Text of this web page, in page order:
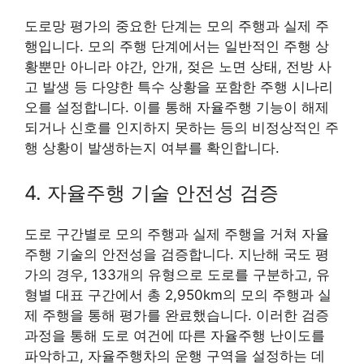
도로망 평가의 중요한 단계는 모의 주행과 실제 주
행입니다. 모의 주행 단계에서는 일반적인 주행 상
황뿐만 아니라 야간, 안개, 젖은 노면 상태, 전방 사
고 발생 등 다양한 특수 상황을 포함한 주행 시나리
오를 설정합니다. 이를 통해 자율주행 기능이 해제
되거나 신호를 인지하지 못하는 등의 비정상적인 주
행 상황이 발생하는지 여부를 확인합니다.
4. 자율주행 기술 안전성 검증
도로 구간별로 모의 주행과 실제 주행을 거쳐 자율
주행 기술의 안전성을 검증합니다. 지난해 국도 평
가의 경우, 133개의 유형으로 도로를 구분하고, 유
형별 대표 구간에서 총 2,950km의 모의 주행과 실
제 주행을 통해 평가를 완료했습니다. 이러한 검증
과정을 통해 도로 여건에 따른 자율주행 난이도를
파악하고, 자율주행차의 운행 구역을 설정하는 데